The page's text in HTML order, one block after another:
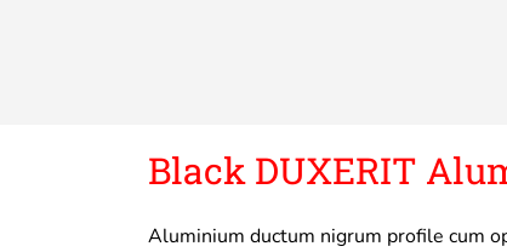
Black DUXERIT
Aluminium ductum nigrum profile cum